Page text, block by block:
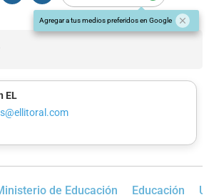
Agregar a tus medios preferidos en Google
EL
de Educación Educación